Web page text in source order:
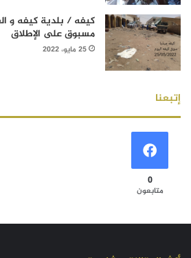
كيفه / بلدية كيفه و
مسبوق على الإطلاق
25 مايو، 2022
إتبعنا
0
متابعون